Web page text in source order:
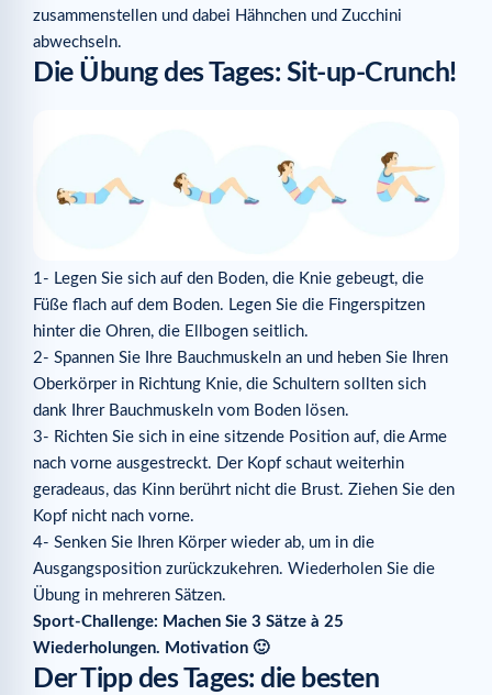
zusammenstellen und dabei Hähnchen und Zucchini
abwechseln.
Die Übung des Tages: Sit-up-Crunch!
1- Legen Sie sich auf den Boden, die Knie gebeugt, die
Füße flach auf dem Boden. Legen Sie die Fingerspitzen
hinter die Ohren, die Ellbogen seitlich.
2- Spannen Sie Ihre Bauchmuskeln an und heben Sie Ihren
Oberkörper in Richtung Knie, die Schultern sollten sich
dank Ihrer Bauchmuskeln vom Boden lösen.
3- Richten Sie sich in eine sitzende Position auf, die Arme
nach vorne ausgestreckt. Der Kopf schaut weiterhin
geradeaus, das Kinn berührt nicht die Brust. Ziehen Sie den
Kopf nicht nach vorne.
4- Senken Sie Ihren Körper wieder ab, um in die
Ausgangsposition zurückzukehren. Wiederholen Sie die
Übung in mehreren Sätzen.
Sport-Challenge: Machen Sie 3 Sätze à 25
Wiederholungen. Motivation 🙂
Der Tipp des Tages: die besten